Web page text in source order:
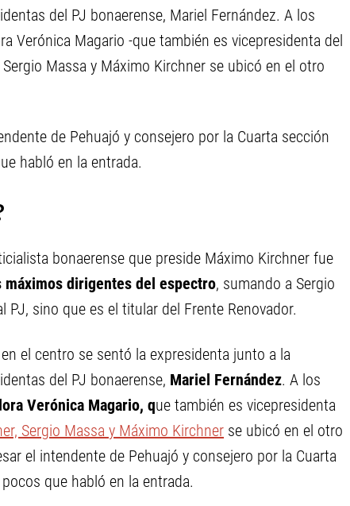
del PJ bonaerense, Mariel Fernández. A los
Verónica Magario -que también es vicepresidenta del
Massa y Máximo Kirchner se ubicó en el otro
de Pehuajó y consejero por la Cuarta sección
habló en la entrada.
bonaerense que preside Máximo Kirchner fue
dirigentes del espectro, sumando a Sergio
sino que es el titular del Frente Renovador.
el centro se sentó la expresidenta junto a la
del PJ bonaerense, Mariel Fernández. A los
Verónica Magario, que también es vicepresidenta
Sergio Massa y Máximo Kirchner se ubicó en el otro
el intendente de Pehuajó y consejero por la Cuarta
que habló en la entrada.